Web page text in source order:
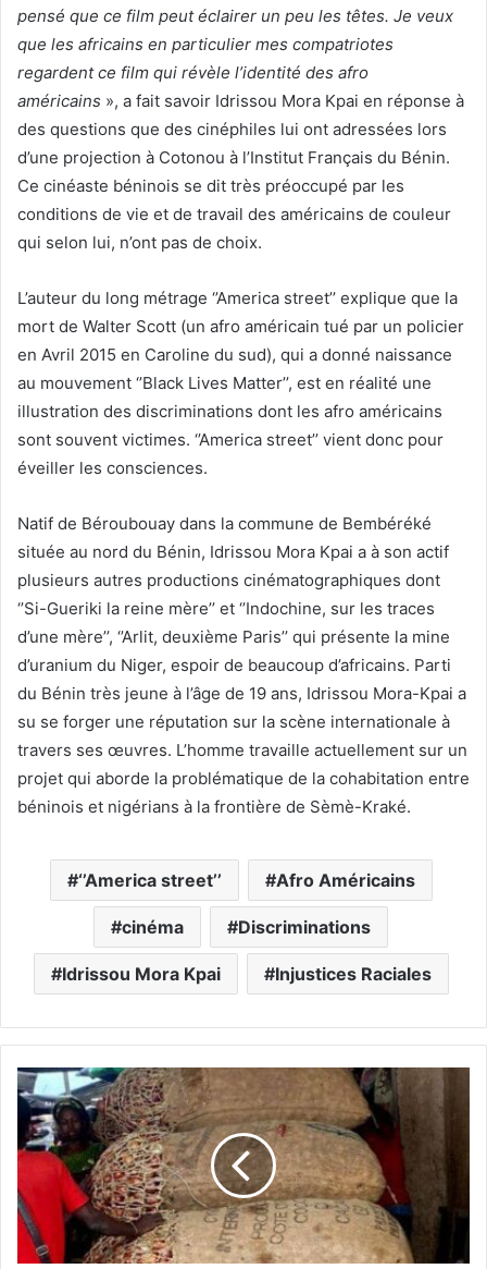
pensé que ce film peut éclairer un peu les têtes. Je veux
que les africains en particulier mes compatriotes
regardent ce film qui révèle l’identité des afro
américains », a fait savoir Idrissou Mora Kpai en réponse à
des questions que des cinéphiles lui ont adressées lors
d’une projection à Cotonou à l’Institut Français du Bénin.
Ce cinéaste béninois se dit très préoccupé par les
conditions de vie et de travail des américains de couleur
qui selon lui, n’ont pas de choix.
L’auteur du long métrage ‘’America street’’ explique que la
mort de Walter Scott (un afro américain tué par un policier
en Avril 2015 en Caroline du sud), qui a donné naissance
au mouvement ‘’Black Lives Matter’’, est en réalité une
illustration des discriminations dont les afro américains
sont souvent victimes. ‘’America street’’ vient donc pour
éveiller les consciences.
Natif de Béroubouay dans la commune de Bembéréké
située au nord du Bénin, Idrissou Mora Kpai a à son actif
plusieurs autres productions cinématographiques dont
‘’Si-Gueriki la reine mère’’ et ‘’Indochine, sur les traces
d’une mère’’, ‘’Arlit, deuxième Paris’’ qui présente la mine
d’uranium du Niger, espoir de beaucoup d’africains. Parti
du Bénin très jeune à l’âge de 19 ans, Idrissou Mora-Kpai a
su se forger une réputation sur la scène internationale à
travers ses œuvres. L’homme travaille actuellement sur un
projet qui aborde la problématique de la cohabitation entre
béninois et nigérians à la frontière de Sèmè-Kraké.
‘’America street’’ Afro Américains
cinéma Discriminations
Idrissou Mora Kpai Injustices Raciales